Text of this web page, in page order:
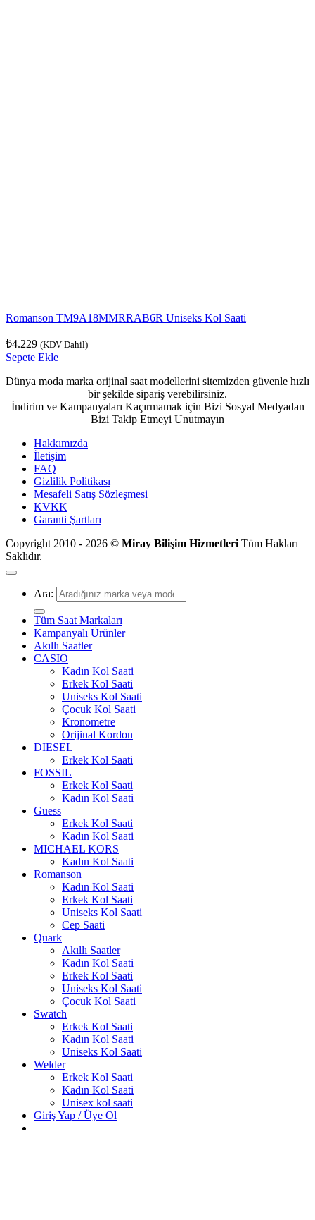
Romanson TM9A18MMRRAB6R Uniseks Kol Saati
₺4.229 (KDV Dahil)
Sepete Ekle
Dünya moda marka orijinal saat modellerini sitemizden güvenle hızlı
bir şekilde sipariş verebilirsiniz.
İndirim ve Kampanyaları Kaçırmamak için Bizi Sosyal Medyadan
Bizi Takip Etmeyi Unutmayın
Hakkımızda
İletişim
FAQ
Gizlilik Politikası
Mesafeli Satış Sözleşmesi
KVKK
Garanti Şartları
Copyright 2010 - 2026 © Miray Bilişim Hizmetleri Tüm Hakları
Saklıdır.
Ara:
Tüm Saat Markaları
Kampanyalı Ürünler
Akıllı Saatler
CASIO
Kadın Kol Saati
Erkek Kol Saati
Uniseks Kol Saati
Çocuk Kol Saati
Kronometre
Orijinal Kordon
DIESEL
Erkek Kol Saati
FOSSIL
Erkek Kol Saati
Kadın Kol Saati
Guess
Erkek Kol Saati
Kadın Kol Saati
MICHAEL KORS
Kadın Kol Saati
Romanson
Kadın Kol Saati
Erkek Kol Saati
Uniseks Kol Saati
Cep Saati
Quark
Akıllı Saatler
Kadın Kol Saati
Erkek Kol Saati
Uniseks Kol Saati
Çocuk Kol Saati
Swatch
Erkek Kol Saati
Kadın Kol Saati
Uniseks Kol Saati
Welder
Erkek Kol Saati
Kadın Kol Saati
Unisex kol saati
Giriş Yap / Üye Ol